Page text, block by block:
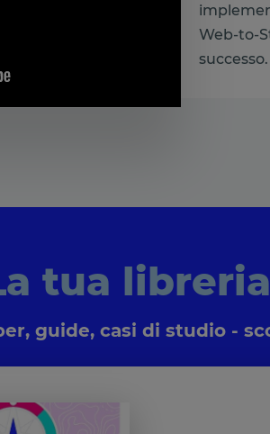
Web-to-
successo.
tua
guide, casi di studio -